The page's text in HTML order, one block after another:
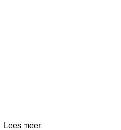
Lees meer